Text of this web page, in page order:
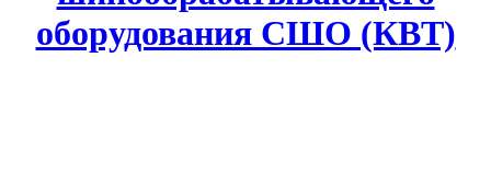
оборудования СШО (КВТ)